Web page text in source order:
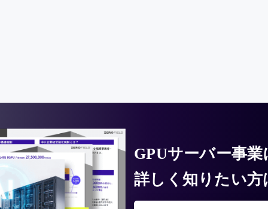
GPUサーバー事
詳しく知りたい方